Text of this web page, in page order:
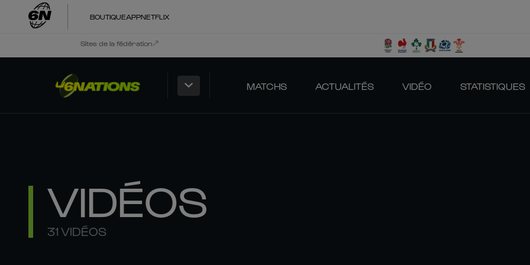
BOUTIQUEAPPNETFLIX
Sites de la fédération
MATCHS ACTUALITÉS VIDÉO STATISTIQUES
VIDÉOS
31 VIDÉOS